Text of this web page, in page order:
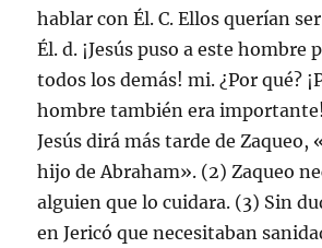
hablar con Él. C. Ellos querían
Él. d. ¡Jesús puso a este hombre
todos los demás! mi. ¿Por qué?
hombre también era
Jesús dirá más tarde de Zaqueo,
hijo de Abraham». (2) Zaqueo
alguien que lo cuidara. (3) Sin
en Jericó que necesitaban